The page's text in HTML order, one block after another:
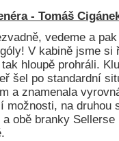
- Tomáš
vedeme a
V kabině jsme
hloupě prohráli.
šel po standardní
a znamenala
možnosti, na druhou
a obě branky